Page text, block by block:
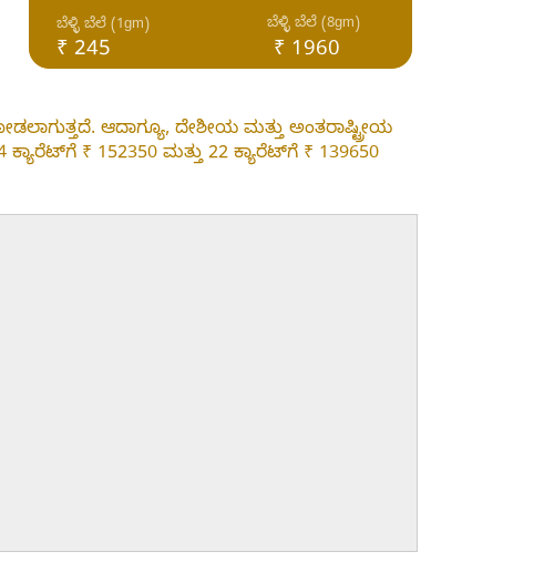
₹ 245
ಬೆಳ್ಳಿ ಬೆಲೆ (1gm) ಬೆಳ್ಳಿ ಬೆಲೆ (8gm)
₹ 1960
ಆದಾಗ್ಯೂ, ದೇಶೀಯ ಮತ್ತು ಅಂತರಾಷ್ಟ್ರೀಯ
₹ 152350 ಮತ್ತು 22 ಕ್ಯಾರೆಟ್‌ಗೆ ₹ 139650